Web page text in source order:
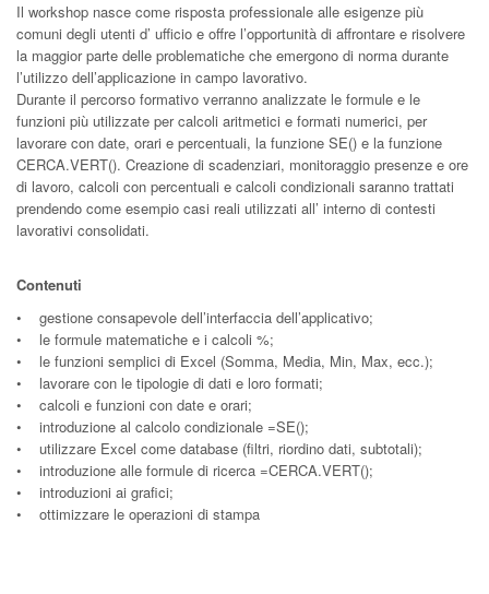
Il workshop nasce come risposta professionale alle esigenze più
comuni degli utenti d’ ufficio e offre l’opportunità di affrontare e risolvere
la maggior parte delle problematiche che emergono di norma durante
l’utilizzo dell’applicazione in campo lavorativo.
Durante il percorso formativo verranno analizzate le formule e le
funzioni più utilizzate per calcoli aritmetici e formati numerici, per
lavorare con date, orari e percentuali, la funzione SE() e la funzione
CERCA.VERT(). Creazione di scadenziari, monitoraggio presenze e ore
di lavoro, calcoli con percentuali e calcoli condizionali saranno trattati
prendendo come esempio casi reali utilizzati all’ interno di contesti
lavorativi consolidati.
Contenuti
• gestione consapevole dell’interfaccia dell’applicativo;
• le formule matematiche e i calcoli %;
• le funzioni semplici di Excel (Somma, Media, Min, Max, ecc.);
• lavorare con le tipologie di dati e loro formati;
• calcoli e funzioni con date e orari;
• introduzione al calcolo condizionale =SE();
• utilizzare Excel come database (filtri, riordino dati, subtotali);
• introduzione alle formule di ricerca =CERCA.VERT();
• introduzioni ai grafici;
• ottimizzare le operazioni di stampa